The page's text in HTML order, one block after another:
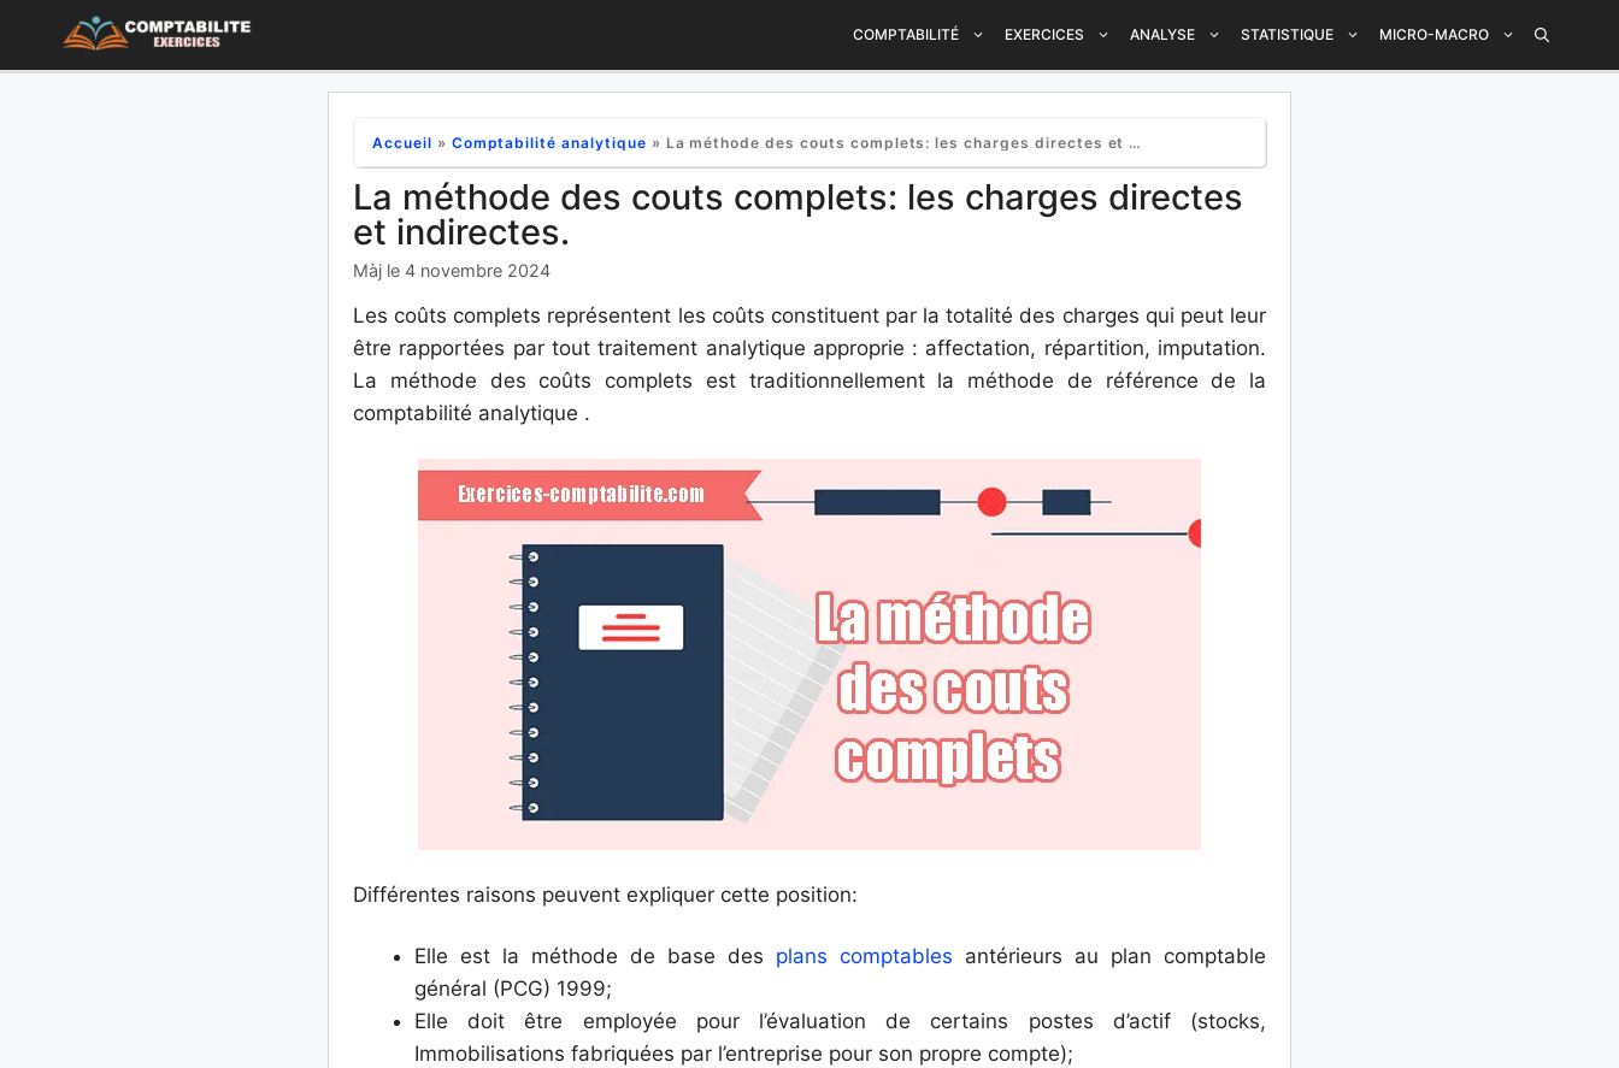
contenu
COMPTABILITÉ EXERCICES ANALYSE STATISTIQUE MICRO-MACRO
Accueil » Comptabilité analytique » La méthode des couts complets: les charges directes et indirectes.
La méthode des couts complets: les charges directes
et indirectes.
Màj le 4 novembre 2024
Les coûts complets représentent les coûts constituent par la totalité des charges qui peut leur
être rapportées par tout traitement analytique approprie : affectation, répartition, imputation.
La méthode des coûts complets est traditionnellement la méthode de référence de la
comptabilité analytique .
Différentes raisons peuvent expliquer cette position:
Elle est la méthode de base des plans comptables antérieurs au plan comptable
général (PCG) 1999;
Elle doit être employée pour l’évaluation de certains postes d’actif (stocks,
Immobilisations fabriquées par l’entreprise pour son propre compte);